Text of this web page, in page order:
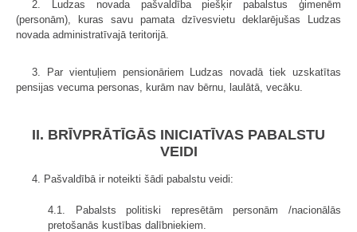
2. Ludzas novada pašvaldība piešķir pabalstus ģimenēm
(personām), kuras savu pamata dzīvesvietu deklarējušas Ludzas
novada administratīvajā teritorijā.
3. Par vientuļiem pensionāriem Ludzas novadā tiek uzskatītas
pensijas vecuma personas, kurām nav bērnu, laulātā, vecāku.
II. BRĪVPRĀTĪGĀS INICIATĪVAS PABALSTU
VEIDI
4. Pašvaldībā ir noteikti šādi pabalstu veidi:
4.1. Pabalsts politiski represētām personām /nacionālās
pretošanās kustības dalībniekiem.